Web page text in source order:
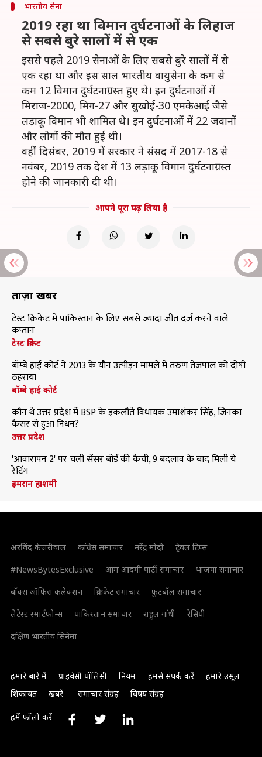
भारतीय सेना
2019 रहा था विमान दुर्घटनाओं के लिहाज
से सबसे बुरे सालों में से एक
इससे पहले 2019 सेनाओं के लिए सबसे बुरे सालों में से
एक रहा था और इस साल भारतीय वायुसेना के कम से
कम 12 विमान दुर्घटनाग्रस्त हुए थे। इन दुर्घटनाओं में
मिराज-2000, मिग-27 और सुखोई-30 एमकेआई जैसे
लड़ाकू विमान भी शामिल थे। इन दुर्घटनाओं में 22 जवानों
और लोगों की मौत हुई थी।
वहीं दिसंबर, 2019 में सरकार ने संसद में 2017-18 से
नवंबर, 2019 तक देश में 13 लड़ाकू विमान दुर्घटनाग्रस्त
होने की जानकारी दी थी।
आपने पूरा पढ़ लिया है
ताज़ा खबरें
टेस्ट क्रिकेट में पाकिस्तान के लिए सबसे ज्यादा जीत दर्ज करने वाले
कप्तान
टेस्ट क्रिकेट
बॉम्बे हाई कोर्ट ने 2013 के यौन उत्पीड़न मामले में तरुण तेजपाल को दोषी
ठहराया
बॉम्बे हाई कोर्ट
कौन थे उत्तर प्रदेश में BSP के इकलौते विधायक उमाशंकर सिंह, जिनका
कैंसर से हुआ निधन?
उत्तर प्रदेश
'आवारापन 2' पर चली सेंसर बोर्ड की कैंची, 9 बदलाव के बाद मिली ये
रेटिंग
इमरान हाशमी
अरविंद केजरीवाल कांग्रेस समाचार नरेंद्र मोदी
ट्रैवल टिप्स
#NewsBytesExclusive
आम आदमी पार्टी समाचार
भाजपा समाचार
बॉक्स ऑफिस कलेक्शन
क्रिकेट समाचार
फुटबॉल समाचार
लेटेस्ट स्मार्टफोन्स
पाकिस्तान समाचार राहुल गांधी
रेसिपी
दक्षिण भारतीय सिनेमा
हमारे बारे में प्राइवेसी पॉलिसी नियम हमसे संपर्क करें
हमारे उसूल
शिकायत
खबरें समाचार संग्रह विषय संग्रह
हमें फॉलो करें